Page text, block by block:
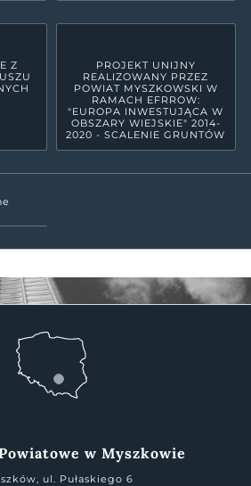
Z
PROJEKT UNIJNY
REALIZOWANY PRZEZ
POWIAT MYSZKOWSKI W
RAMACH EFRROW:
"EUROPA INWESTUJĄCA W
OBSZARY WIEJSKIE" 2014-
2020 - SCALENIE GRUNTÓW
w Myszkowie
ul. Pułaskiego 6